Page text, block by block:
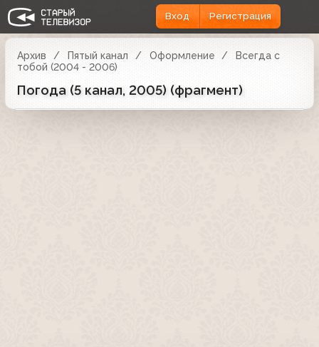
Вход Регистрация
Архив Пятый канал Оформление
Всегда с
тобой (2004 - 2006)
Погода (5 канал, 2005) (фрагмент)